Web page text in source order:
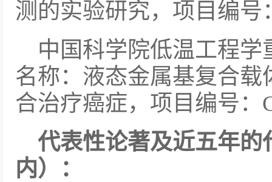
测的实验研究，项目编号
中国科学院低温工程
名称：液态金属基复合
合治疗癌症，项目编号：
代表性论著及近五年的
内）：